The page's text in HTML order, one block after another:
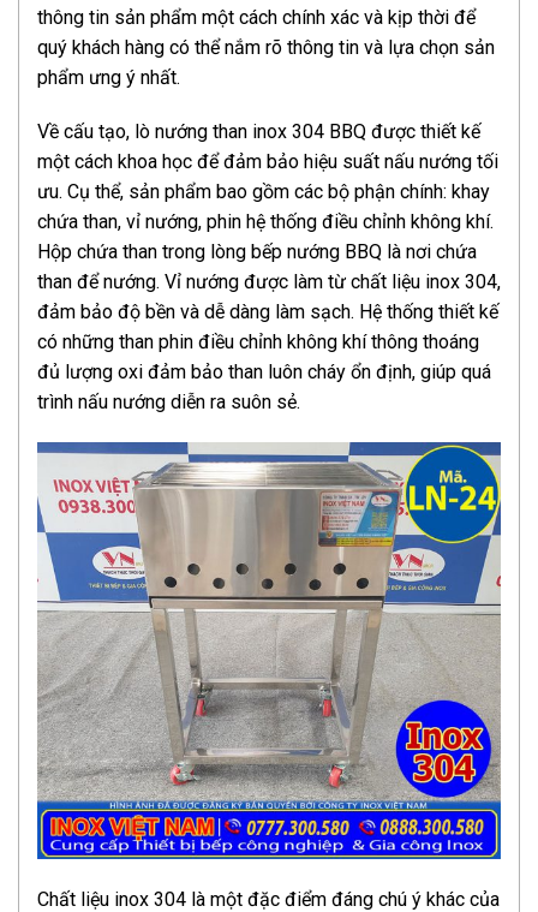
thông tin sản phẩm một cách chính xác và kịp thời để
quý khách hàng có thể nắm rõ thông tin và lựa chọn sản
phẩm ưng ý nhất.
Về cấu tạo, lò nướng than inox 304 BBQ được thiết kế
một cách khoa học để đảm bảo hiệu suất nấu nướng tối
ưu. Cụ thể, sản phẩm bao gồm các bộ phận chính: khay
chứa than, vỉ nướng, phin hệ thống điều chỉnh không khí.
Hộp chứa than trong lòng bếp nướng BBQ là nơi chứa
than để nướng. Vỉ nướng được làm từ chất liệu inox 304,
đảm bảo độ bền và dễ dàng làm sạch. Hệ thống thiết kế
có những than phin điều chỉnh không khí thông thoáng
đủ lượng oxi đảm bảo than luôn cháy ổn định, giúp quá
trình nấu nướng diễn ra suôn sẻ.
Chất liệu inox 304 là một đặc điểm đáng chú ý khác của